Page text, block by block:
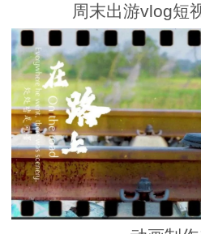
周末出游vlog短